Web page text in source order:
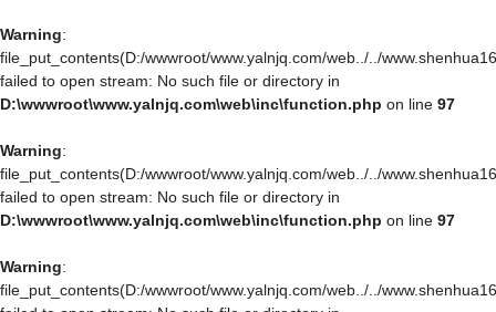
Warning:
file_put_contents(D:/wwwroot/www.yalnjq.com/web../../
failed to open stream: No such file or directory in
D:\wwwroot\www.yalnjq.com\web\inc\function.php on line 97
Warning:
file_put_contents(D:/wwwroot/www.yalnjq.com/web../../
failed to open stream: No such file or directory in
D:\wwwroot\www.yalnjq.com\web\inc\function.php on line 97
Warning:
file_put_contents(D:/wwwroot/www.yalnjq.com/web../../